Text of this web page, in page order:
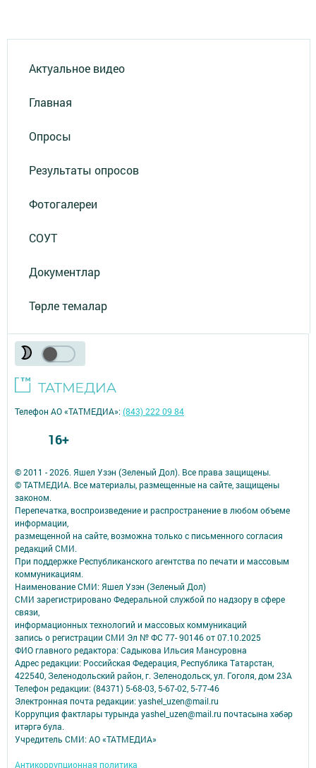
Актуальное видео
Главная
Опросы
Результаты опросов
Фотогалереи
СОУТ
Документлар
Төрле темалар
© 2011 - 2026. Яшел Узэн (Зеленый Дол). Все права защищены.
© ТАТМЕДИА. Все материалы, размещенные на сайте, защищены
законом.
Перепечатка, воспроизведение и распространение в любом объеме
информации,
размещенной на сайте, возможна только с письменного согласия
редакций СМИ.
При поддержке Республиканского агентства по печати и массовым
коммуникациям.
Наименование СМИ: Яшел Узэн (Зеленый Дол)
СМИ зарегистрировано Федеральной службой по надзору в сфере
связи,
информационных технологий и массовых коммуникаций
запись о регистрации СМИ Эл № ФС 77- 90146 от 07.10.2025
ФИО главного редактора: Садыкова Ильсия Мансуровна
Адрес редакции: Российская Федерация, Республика Татарстан,
422540, Зеленодольский район, г. Зеленодольск, ул. Гоголя, дом 23А
Телефон редакции: (84371) 5-68-03, 5-67-02, 5-77-46
Электронная почта редакции: yashel_uzen@mail.ru
Коррупция фактлары турында yashel_uzen@mail.ru почтасына хәбәр
итәргә була.
Учредитель СМИ: АО «ТАТМЕДИА»
Антикоррупционная политика
Телефон АО «ТАТМЕДИА»:(843) 222 09 84
16+